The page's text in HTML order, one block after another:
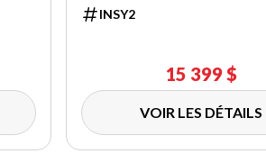
INSY2
15 399 $
VOIR LES DÉTAILS